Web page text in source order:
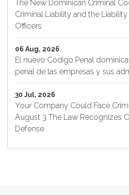
The New Dominican Criminal
Criminal Liability and the
Officers
06 Aug, 2026
El nuevo Código Penal
penal de las empresas y sus
30 Jul, 2026
Your Company Could Face
August 3 The Law Recognizes
Defense